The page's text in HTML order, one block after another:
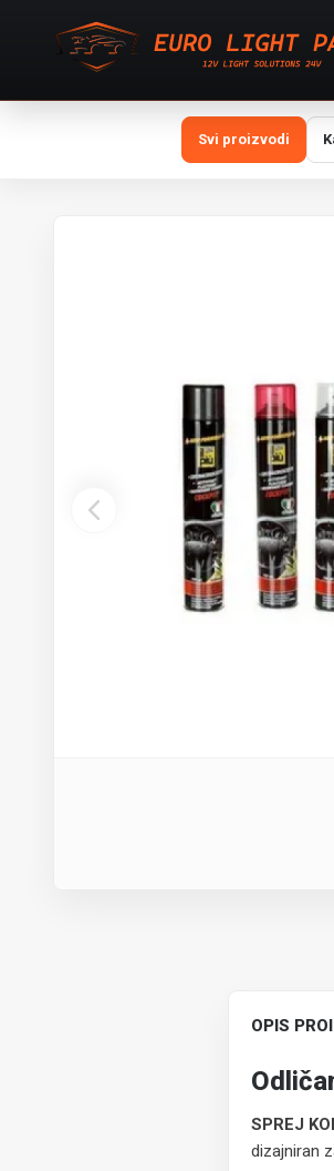
Svi proizvodi
OPIS
SPREJ
dizajniran